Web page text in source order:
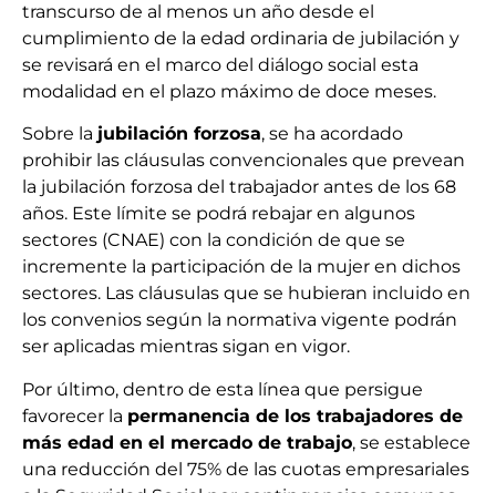
transcurso de al menos un año desde el
cumplimiento de la edad ordinaria de jubilación y
se revisará en el marco del diálogo social esta
modalidad en el plazo máximo de doce meses.
Sobre la jubilación forzosa, se ha acordado
prohibir las cláusulas convencionales que prevean
la jubilación forzosa del trabajador antes de los 68
años. Este límite se podrá rebajar en algunos
sectores (CNAE) con la condición de que se
incremente la participación de la mujer en dichos
sectores. Las cláusulas que se hubieran incluido en
los convenios según la normativa vigente podrán
ser aplicadas mientras sigan en vigor.
Por último, dentro de esta línea que persigue
favorecer la permanencia de los trabajadores de
más edad en el mercado de trabajo, se establece
una reducción del 75% de las cuotas empresariales